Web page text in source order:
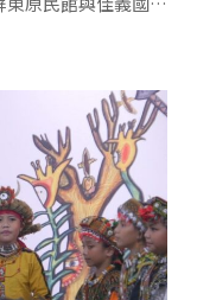
畫方式，不僅描繪
，更將自身的成長